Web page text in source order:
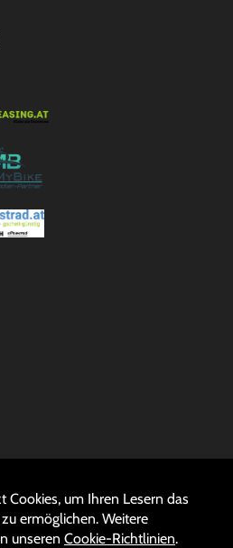
Cookies, um Ihren Lesern das
ermöglichen. Weitere
unseren Cookie-Richtlinien.
Auftrag widerrufen